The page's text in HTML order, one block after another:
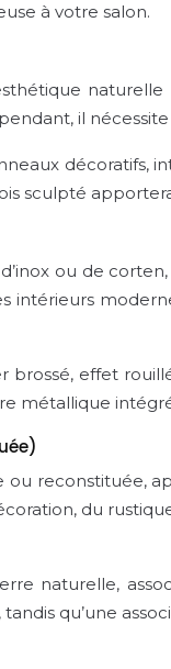
à votre salon.
naturelle
il
décoratifs,
sculpté
d’inox ou de
intérieurs
brossé, effet
métallique
ou reconstituée,
du
naturelle,
qu’une